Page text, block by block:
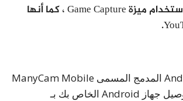
لقطات للألعاب باستخدام ميزة Game Capture ، كما أنها
تطبيق Android المدمج المسمى ManyCam Mobile
Source (لتوصيل جهاز Android الخاص بك بـ